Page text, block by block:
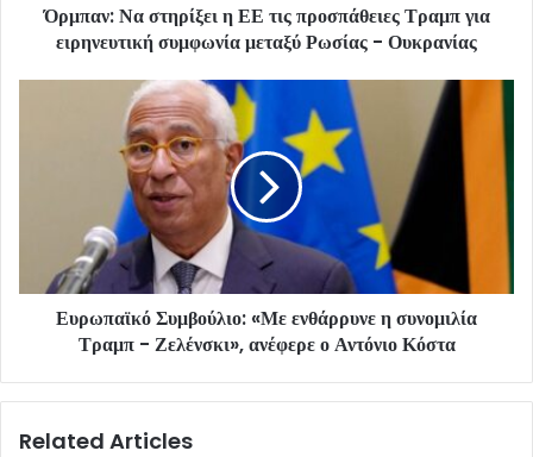
Όρμπαν: Να στηρίξει η ΕΕ τις προσπάθειες Τραμπ για
ειρηνευτική συμφωνία μεταξύ Ρωσίας - Ουκρανίας
Ευρωπαϊκό Συμβούλιο: «Με ενθάρρυνε η συνομιλία
Τραμπ - Ζελένσκι», ανέφερε ο Αντόνιο Κόστα
Related Articles